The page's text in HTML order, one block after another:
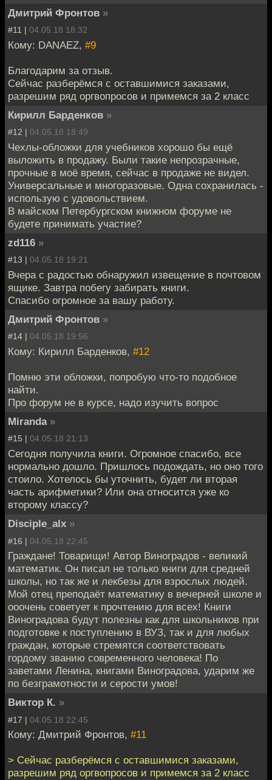
Дмитрий Фронтов »
#11 | 04.05.18 18:32
Кому: DANAEZ, #9
Благодарим за отзыв.
Сейчас разберёмся с оставшимися заказами,
разрешим ряд оргвопросов и примемся за 2 класс
Кирилл Барденков »
#12 | 04.05.18 18:49
Чехлы-обложки для учебников хорошо бы ещё
выложить в продажу. Были такие непрозрачные,
прочные в моё время, сейчас в продаже не видел.
Универсальные и многоразовые. Одна сохранилась -
использую с удовольствием.
В майском Петербургском книжном форуме не
будете принимать участие?
zd116 »
#13 | 04.05.18 19:21
Вчера с радостью обнаружил извещение в почтовом
ящике. Завтра побегу забирать книги.
Спасибо огромное за вашу работу.
Дмитрий Фронтов »
#14 | 04.05.18 19:56
Кому: Кирилл Барденков, #12
Помню эти обложки, попробую что-то подобное
найти.
Про форум не в курсе, надо изучить вопрос
Miranda »
#15 | 04.05.18 21:13
Сегодня получила книги. Огромное спасибо, все
нормально дошло. Пришлось подождать, но оно того
стоило. Хотелось бы уточнить, будет ли вторая
часть арифметики? Или она относится уже ко
второму классу?
Disciple_alx »
#16 | 04.05.18 22:45
Граждане! Товарищи! Автор Виноградов - великий
математик. Он писал не только книги для средней
школы, но так же и лекбезы для взрослых людей.
Мой отец преподаёт математику в вечерней школе и
ооочень советует к прочтению для всех! Книги
Виноградова будут полезны как для школьников при
подготовке к поступлению в ВУЗ, так и для любых
граждан, которые стремятся соответствовать
гордому званию современного человека! По
заветами Ленина, книгами Виноградова, ударим же
по безграмотности и серости умов!
Виктор К. »
#17 | 04.05.18 22:45
Кому: Дмитрий Фронтов, #11
> Сейчас разберёмся с оставшимися заказами,
разрешим ряд оргвопросов и примемся за 2 класс